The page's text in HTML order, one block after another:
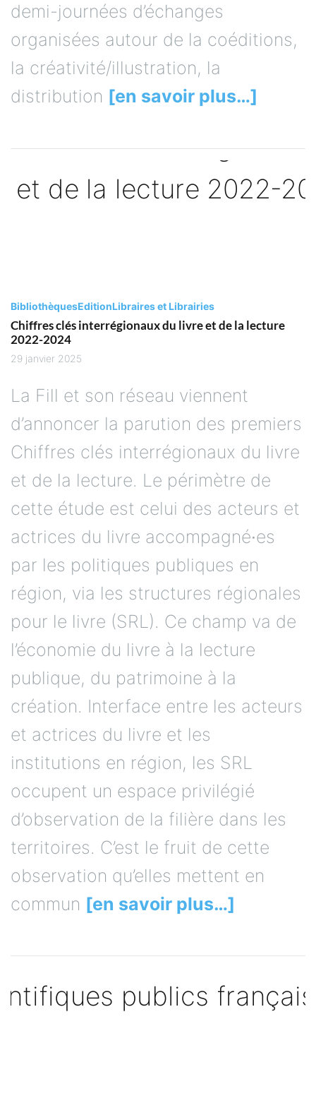
demi-journées d’échanges
organisées autour de la coéditions,
la créativité/illustration, la
distribution [en savoir plus…]
BibliothèquesEditionLibraires et Librairies
Chiffres clés interrégionaux du livre et de la lecture
2022-2024
29 janvier 2025
La Fill et son réseau viennent
d’annoncer la parution des premiers
Chiffres clés interrégionaux du livre
et de la lecture. Le périmètre de
cette étude est celui des acteurs et
actrices du livre accompagné∙es
par les politiques publiques en
région, via les structures régionales
pour le livre (SRL). Ce champ va de
l’économie du livre à la lecture
publique, du patrimoine à la
création. Interface entre les acteurs
et actrices du livre et les
institutions en région, les SRL
occupent un espace privilégié
d’observation de la filière dans les
territoires. C’est le fruit de cette
observation qu’elles mettent en
commun [en savoir plus…]